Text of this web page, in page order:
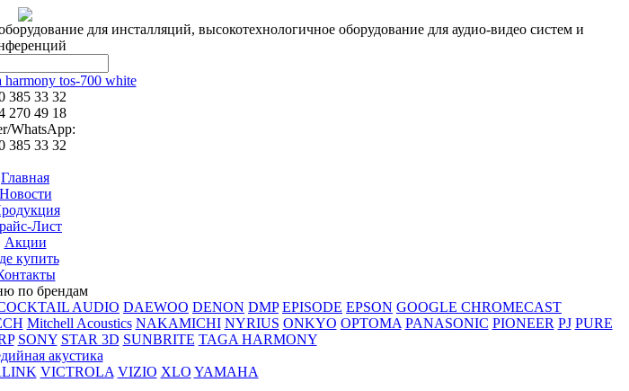
для инсталляций, высокотехнологичное оборудование для аудио-видео систем и
harmony tos-700 white
385 33 32
270 49 18
WhatsApp:
385 33 32
Главная
Новости
Лист
Акции
купить
по брендам
AUDIO DAEWOO DENON DMP EPISODE EPSON GOOGLE CHROMECAST
Mitchell Acoustics NAKAMICHI NYRIUS ONKYO OPTOMA PANASONIC PIONEER PJ PURE
SONY STAR 3D SUNBRITE TAGA HARMONY
акустика
VICTROLA VIZIO XLO YAMAHA